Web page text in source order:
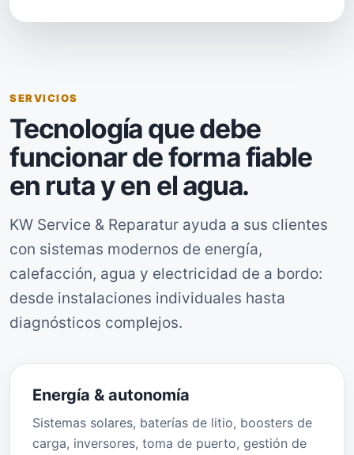
SERVICIOS
Tecnología que debe
funcionar de forma fiable
en ruta y en el agua.
KW Service & Reparatur ayuda a sus clientes
con sistemas modernos de energía,
calefacción, agua y electricidad de a bordo:
desde instalaciones individuales hasta
diagnósticos complejos.
Energía & autonomía
Sistemas solares, baterías de litio, boosters de
carga, inversores, toma de puerto, gestión de